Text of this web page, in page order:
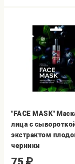
"FACE MASK"
лица с
экстрактом
черники